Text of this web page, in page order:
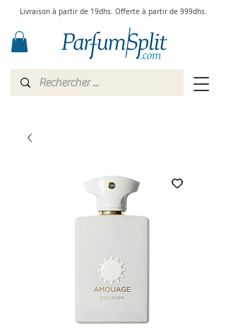
Livraison à partir de 19dhs. Offerte à partir de 999dhs.